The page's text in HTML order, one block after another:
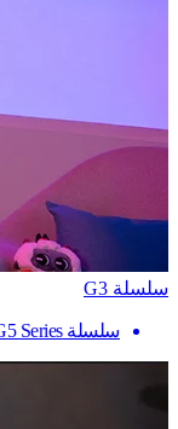
سلسلة G3
سلسلة G5 Series